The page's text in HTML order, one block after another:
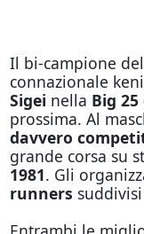
Il bi-campione
connazionale
Sigei nella Big
prossima. Al
davvero
grande corsa su
1981. Gli
runners